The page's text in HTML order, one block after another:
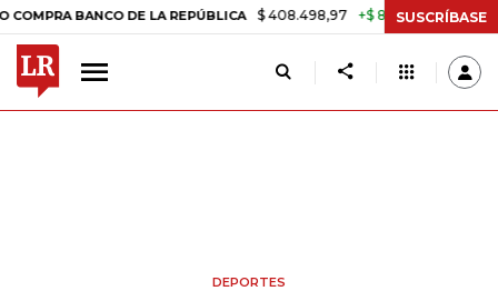
BANCO DE LA REPÚBLICA $ 408.498,97 +$ 8.753,81 +2,19% TASA
SUSCRÍBASE
DEPORTES